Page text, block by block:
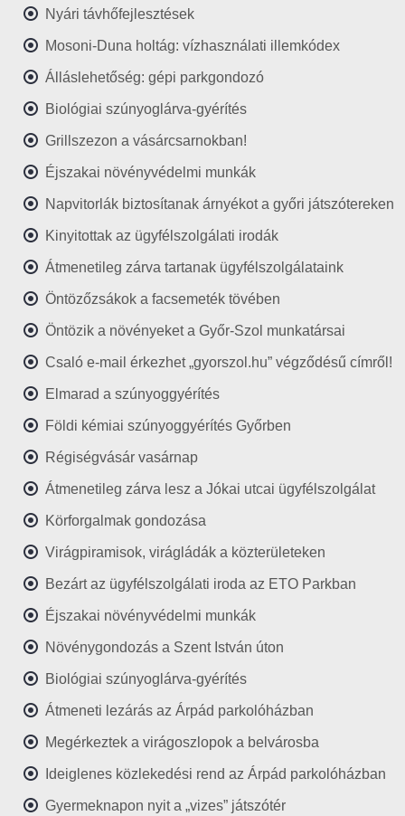
Nyári távhőfejlesztések
Mosoni-Duna holtág: vízhasználati illemkódex
Álláslehetőség: gépi parkgondozó
Biológiai szúnyoglárva-gyérítés
Grillszezon a vásárcsarnokban!
Éjszakai növényvédelmi munkák
Napvitorlák biztosítanak árnyékot a győri játszótereken
Kinyitottak az ügyfélszolgálati irodák
Átmenetileg zárva tartanak ügyfélszolgálataink
Öntözőzsákok a facsemeték tövében
Öntözik a növényeket a Győr-Szol munkatársai
Csaló e-mail érkezhet „gyorszol.hu” végződésű címről!
Elmarad a szúnyoggyérítés
Földi kémiai szúnyoggyérítés Győrben
Régiségvásár vasárnap
Átmenetileg zárva lesz a Jókai utcai ügyfélszolgálat
Körforgalmak gondozása
Virágpiramisok, virágládák a közterületeken
Bezárt az ügyfélszolgálati iroda az ETO Parkban
Éjszakai növényvédelmi munkák
Növénygondozás a Szent István úton
Biológiai szúnyoglárva-gyérítés
Átmeneti lezárás az Árpád parkolóházban
Megérkeztek a virágoszlopok a belvárosba
Ideiglenes közlekedési rend az Árpád parkolóházban
Gyermeknapon nyit a „vizes” játszótér